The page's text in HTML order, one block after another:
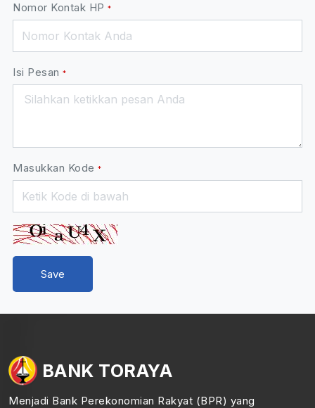
Nomor Kontak HP*
Isi Pesan*
Masukkan Kode*
BANK TORAYA
Menjadi Bank Perekonomian Rakyat (BPR) yang